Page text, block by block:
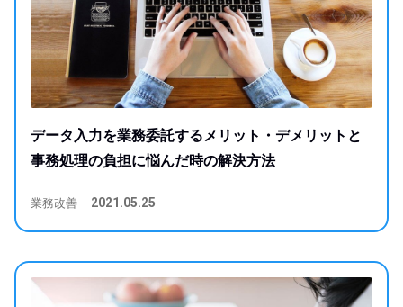
データ入力を業務委託するメリット・デメリットと
事務処理の負担に悩んだ時の解決方法
業務改善 2021.05.25